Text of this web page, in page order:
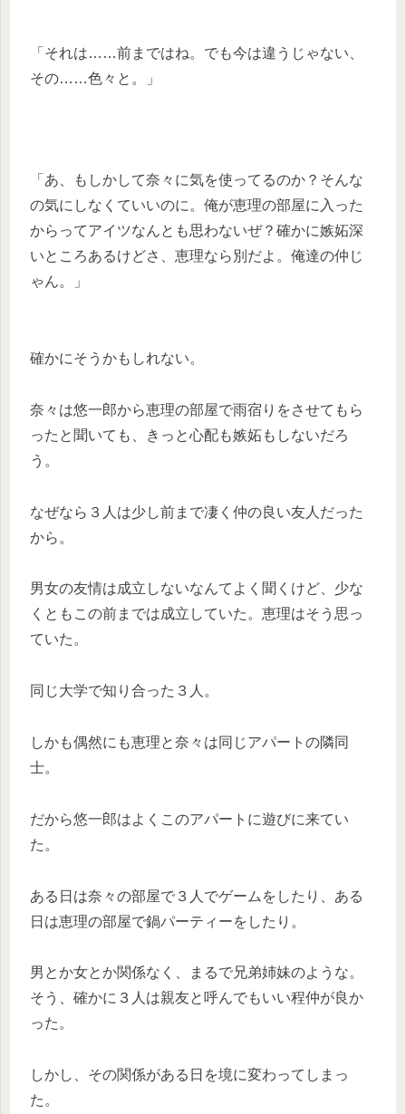
「それは……前まではね。でも今は違うじゃない、
その……色々と。」
「あ、もしかして奈々に気を使ってるのか？そんな
の気にしなくていいのに。俺が恵理の部屋に入った
からってアイツなんとも思わないぜ？確かに嫉妬深
いところあるけどさ、恵理なら別だよ。俺達の仲じ
ゃん。」
確かにそうかもしれない。
奈々は悠一郎から恵理の部屋で雨宿りをさせてもら
ったと聞いても、きっと心配も嫉妬もしないだろ
う。
なぜなら３人は少し前まで凄く仲の良い友人だった
から。
男女の友情は成立しないなんてよく聞くけど、少な
くともこの前までは成立していた。恵理はそう思っ
ていた。
同じ大学で知り合った３人。
しかも偶然にも恵理と奈々は同じアパートの隣同
士。
だから悠一郎はよくこのアパートに遊びに来てい
た。
ある日は奈々の部屋で３人でゲームをしたり、ある
日は恵理の部屋で鍋パーティーをしたり。
男とか女とか関係なく、まるで兄弟姉妹のような。
そう、確かに３人は親友と呼んでもいい程仲が良か
った。
しかし、その関係がある日を境に変わってしまっ
た。